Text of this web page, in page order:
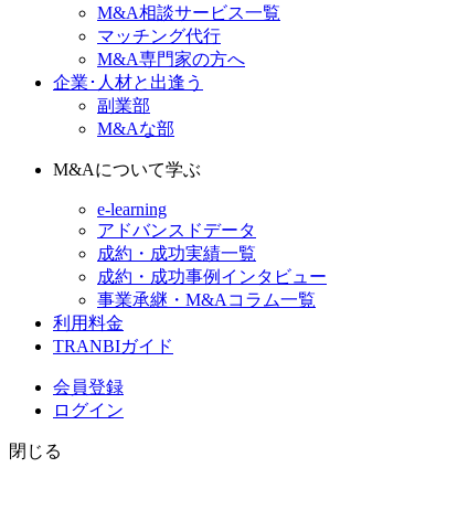
M&A相談サービス一覧
マッチング代行
M&A専門家の方へ
企業･人材と出逢う
副業部
M&Aな部
M&Aについて学ぶ
e-learning
アドバンスドデータ
成約・成功実績一覧
成約・成功事例インタビュー
事業承継・M&Aコラム一覧
利用料金
TRANBIガイド
会員登録
ログイン
閉じる